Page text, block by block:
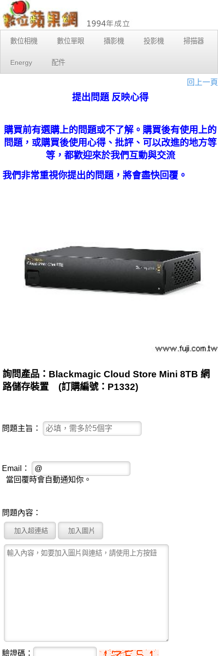
數位相機 數位單眼 攝影機 投影機 掃描器
Energy 配件
回上一頁
提出問題 反映心得
購買前有選購上的問題或不了解。購買後有使用上的
問題，或購買後使用心得、批評、可以改進的地方等
等，都歡迎來於我們互動與交流
我們非常重視你提出的問題，將會盡快回覆。
詢問產品：Blackmagic Cloud Store Mini 8TB 網
路儲存裝置 (訂購編號：P1332)
問題主旨：
Email：
當回覆時會自動通知你。
問題內容：
驗證碼：